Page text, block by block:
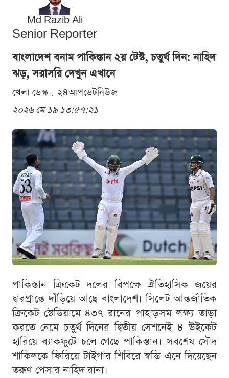
Md Razib Ali
Senior Reporter
বাংলাদেশ বনাম পাকিস্তান ২য় টেস্ট, চতুর্থ দিন: নাহিদ
ঝড়, সরাসরি দেখুন এখানে
খেলা ডেস্ক . ২৪আপডেটনিউজ
২০২৬ মে ১৯ ১৩:৫৭:২১
পাকিস্তান ক্রিকেট দলের বিপক্ষে ঐতিহাসিক জয়ের
দ্বারপ্রান্তে দাঁড়িয়ে আছে বাংলাদেশ। সিলেট আন্তর্জাতিক
ক্রিকেট স্টেডিয়ামে ৪৩৭ রানের পাহাড়সম লক্ষ্য তাড়া
করতে নেমে চতুর্থ দিনের দ্বিতীয় সেশনেই ৪ উইকেট
হারিয়ে ব্যাকফুটে চলে গেছে পাকিস্তান। সবশেষ সৌদ
শাকিলকে ফিরিয়ে টাইগার শিবিরে স্বস্তি এনে দিয়েছেন
তরুণ পেসার নাহিদ রানা।